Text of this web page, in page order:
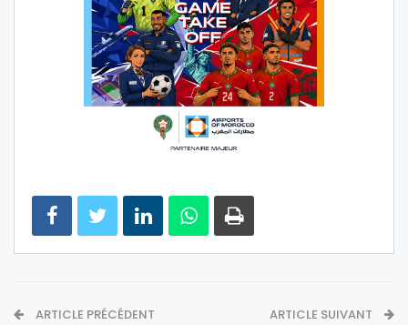
ARTICLE PRÉCÉDENT ARTICLE SUIVANT